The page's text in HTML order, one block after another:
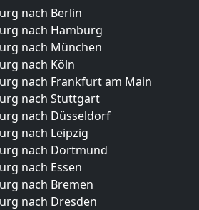
nach Berlin
nach Hamburg
nach München
nach Köln
nach Frankfurt am Main
nach Stuttgart
nach Düsseldorf
nach Leipzig
nach Dortmund
nach Essen
nach Bremen
nach Dresden